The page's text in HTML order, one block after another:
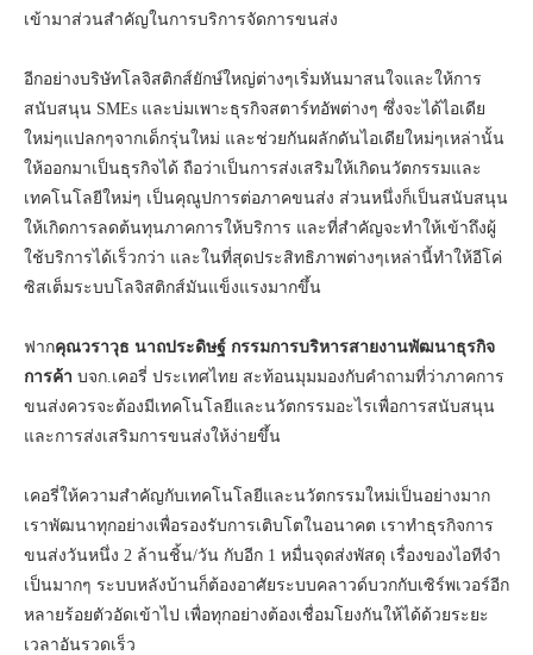
เข้ามาส่วนสำคัญในการบริการจัดการขนส่ง
อีกอย่างบริษัทโลจิสติกส์ยักษ์ใหญ่ต่างๆเริ่มหันมาสนใจและให้การ
สนับสนุน SMEs และบ่มเพาะธุรกิจสตาร์ทอัพต่างๆ ซึ่งจะได้ไอเดีย
ใหม่ๆแปลกๆจากเด็กรุ่นใหม่ และช่วยกันผลักดันไอเดียใหม่ๆเหล่านั้น
ให้ออกมาเป็นธุรกิจได้ ถือว่าเป็นการส่งเสริมให้เกิดนวัตกรรมและ
เทคโนโลยีใหม่ๆ เป็นคุณูปการต่อภาคขนส่ง ส่วนหนึ่งก็เป็นสนับสนุน
ให้เกิดการลดต้นทุนภาคการให้บริการ และที่สำคัญจะทำให้เข้าถึงผู้
ใช้บริการได้เร็วกว่า และในที่สุดประสิทธิภาพต่างๆเหล่านี้ทำให้อีโค่
ซิสเต็มระบบโลจิสติกส์มันแข็งแรงมากขึ้น
ฟากคุณวราวุธ นาถประดิษฐ์ กรรมการบริหารสายงานพัฒนาธุรกิจ
การค้า บจก.เคอรี่ ประเทศไทย สะท้อนมุมมองกับคำถามที่ว่าภาคการ
ขนส่งควรจะต้องมีเทคโนโลยีและนวัตกรรมอะไรเพื่อการสนับสนุน
และการส่งเสริมการขนส่งให้ง่ายขึ้น
เคอรี่ให้ความสำคัญกับเทคโนโลยีและนวัตกรรมใหม่เป็นอย่างมาก
เราพัฒนาทุกอย่างเพื่อรองรับการเติบโตในอนาคต เราทำธุรกิจการ
ขนส่งวันหนึ่ง 2 ล้านชิ้น/วัน กับอีก 1 หมื่นจุดส่งพัสดุ เรื่องของไอทีจำ
เป็นมากๆ ระบบหลังบ้านก็ต้องอาศัยระบบคลาวด์บวกกับเซิร์พเวอร์อีก
หลายร้อยตัวอัดเข้าไป เพื่อทุกอย่างต้องเชื่อมโยงกันให้ได้ด้วยระยะ
เวลาอันรวดเร็ว